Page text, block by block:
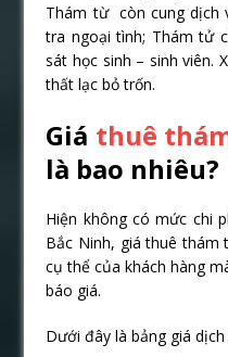
Thám từ còn cung dịch
tra ngoại tình; Thám tử
sát học sinh – sinh viên.
thất lạc bỏ trốn.
Giá thuê
là bao nhiêu?
Hiện không có mức chi
Bắc Ninh, giá thuê
cụ thể của khách hàng
báo giá.
Dưới đây là bảng giá